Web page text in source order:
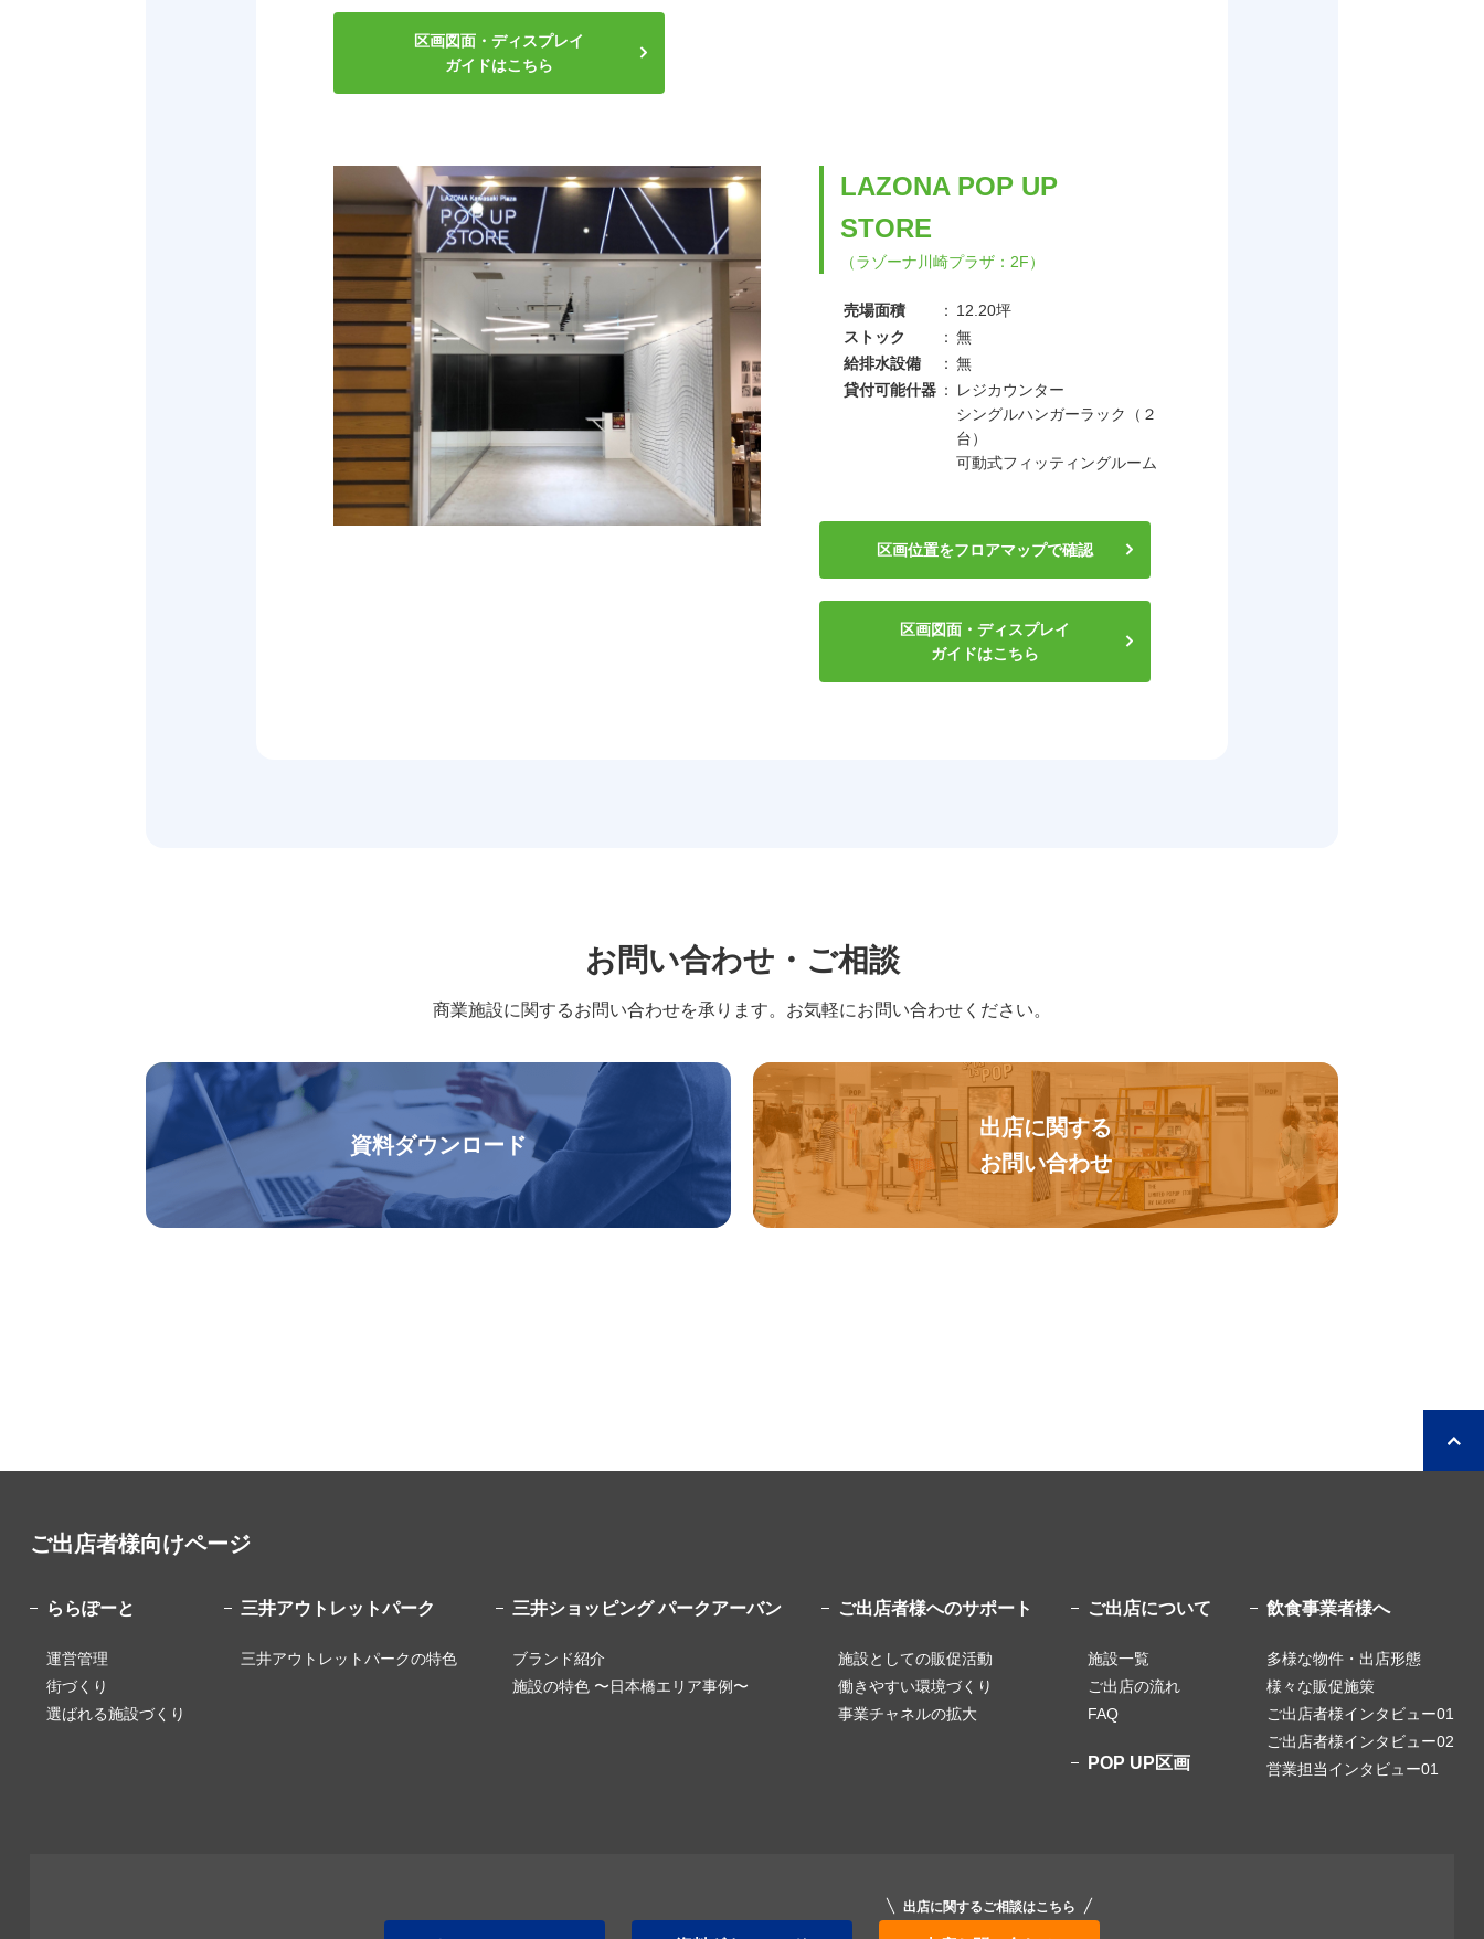
区画図面・ディスプレイ
ガイドはこちら
LAZONA POP UP
STORE
（ラゾーナ川崎プラザ：2F）
売場面積 ： 12.20坪
ストック
： 無
給排水設備
： 無
貸付可能什器 ：
レジカウンター
シングルハンガーラック（２
台）
可動式フィッティングルーム
区画位置をフロアマップで確認
区画図面・ディスプレイ
ガイドはこちら
お問い合わせ・ご相談
商業施設に関するお問い合わせを承ります。 お気軽にお問い合わせください。
資料ダウンロード
出店に関する
お問い合わせ
ご出店者様向けページ
ららぽーと
運営管理
街づくり
選ばれる施設づくり
三井アウトレットパーク
三井アウトレットパークの特色
三井ショッピングパークアーバン
ブランド紹介
施設の特色 〜日本橋エリア事例〜
ご出店者様へのサポート
施設としての販促活動
働きやすい環境づくり
事業チャネルの拡大
ご出店について
施設一覧
ご出店の流れ
FAQ
POP UP区画
飲食事業者様へ
多様な物件・出店形態
様々な販促施策
ご出店者様インタビュー01
ご出店者様インタビュー02
営業担当インタビュー01
出店に関するご相談はこちら